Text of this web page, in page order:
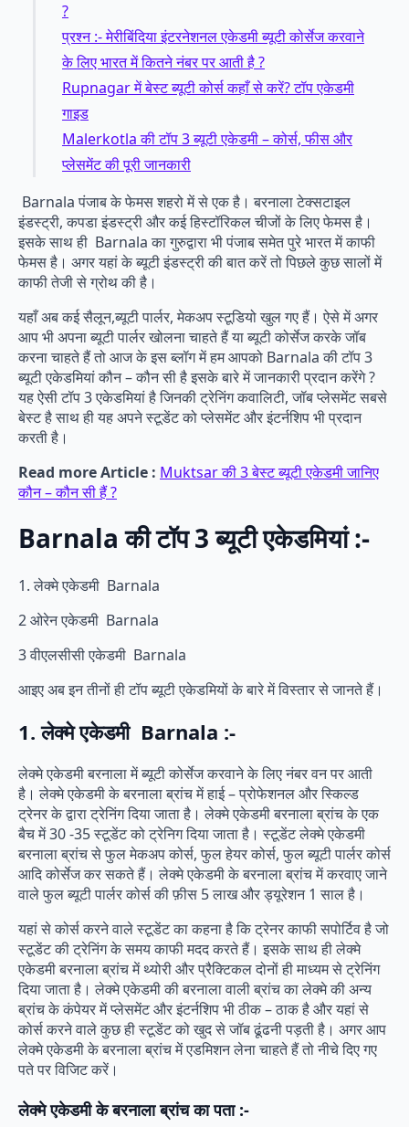
?
प्रश्न :- मेरीबिंदिया इंटरनेशनल एकेडमी ब्यूटी कोर्सेज करवाने
के लिए भारत में कितने नंबर पर आती है ?
Rupnagar में बेस्ट ब्यूटी कोर्स कहाँ से करें? टॉप एकेडमी
गाइड
Malerkotla की टॉप 3 ब्यूटी एकेडमी – कोर्स, फीस और
प्लेसमेंट की पूरी जानकारी
Barnala पंजाब के फेमस शहरो में से एक है। बरनाला टेक्सटाइल
इंडस्ट्री, कपडा इंडस्ट्री और कई हिस्टॉरिकल चीजों के लिए फेमस है।
इसके साथ ही Barnala का गुरुद्वारा भी पंजाब समेत पुरे भारत में काफी
फेमस है। अगर यहां के ब्यूटी इंडस्ट्री की बात करें तो पिछले कुछ सालों में
काफी तेजी से ग्रोथ की है।
यहाँ अब कई सैलून,ब्यूटी पार्लर, मेकअप स्टूडियो खुल गए हैं। ऐसे में अगर
आप भी अपना ब्यूटी पार्लर खोलना चाहते हैं या ब्यूटी कोर्सेज करके जॉब
करना चाहते हैं तो आज के इस ब्लॉग में हम आपको Barnala की टॉप 3
ब्यूटी एकेडमियां कौन – कौन सी है इसके बारे में जानकारी प्रदान करेंगे ?
यह ऐसी टॉप 3 एकेडमियां है जिनकी ट्रेनिंग कवालिटी, जॉब प्लेसमेंट सबसे
बेस्ट है साथ ही यह अपने स्टूडेंट को प्लेसमेंट और इंटर्नशिप भी प्रदान
करती है।
Read more Article : Muktsar की 3 बेस्ट ब्यूटी एकेडमी जानिए
कौन – कौन सी हैं ?
Barnala की टॉप 3 ब्यूटी एकेडमियां :-
1. लेक्मे एकेडमी Barnala
2 ओरेन एकेडमी Barnala
3 वीएलसीसी एकेडमी Barnala
आइए अब इन तीनों ही टॉप ब्यूटी एकेडमियों के बारे में विस्तार से जानते हैं।
1. लेक्मे एकेडमी Barnala :-
लेक्मे एकेडमी बरनाला में ब्यूटी कोर्सेज करवाने के लिए नंबर वन पर आती
है। लेक्मे एकेडमी के बरनाला ब्रांच में हाई – प्रोफेशनल और स्किल्ड
ट्रेनर के द्वारा ट्रेनिंग दिया जाता है। लेक्मे एकेडमी बरनाला ब्रांच के एक
बैच में 30 -35 स्टूडेंट को ट्रेनिग दिया जाता है। स्टूडेंट लेक्मे एकेडमी
बरनाला ब्रांच से फुल मेकअप कोर्स, फुल हेयर कोर्स, फुल ब्यूटी पार्लर कोर्स
आदि कोर्सेज कर सकते हैं। लेक्मे एकेडमी के बरनाला ब्रांच में करवाए जाने
वाले फुल ब्यूटी पार्लर कोर्स की फ़ीस 5 लाख और ड्यूरेशन 1 साल है।
यहां से कोर्स करने वाले स्टूडेंट का कहना है कि ट्रेनर काफी सपोर्टिव है जो
स्टूडेंट की ट्रेनिंग के समय काफी मदद करते हैं। इसके साथ ही लेक्मे
एकेडमी बरनाला ब्रांच में थ्योरी और प्रैक्टिकल दोनों ही माध्यम से ट्रेनिंग
दिया जाता है। लेक्मे एकेडमी की बरनाला वाली ब्रांच का लेक्मे की अन्य
ब्रांच के कंपेयर में प्लेसमेंट और इंटर्नशिप भी ठीक – ठाक है और यहां से
कोर्स करने वाले कुछ ही स्टूडेंट को खुद से जॉब ढूंढनी पड़ती है। अगर आप
लेक्मे एकेडमी के बरनाला ब्रांच में एडमिशन लेना चाहते हैं तो नीचे दिए गए
पते पर विजिट करें।
लेक्मे एकेडमी के बरनाला ब्रांच का पता :-